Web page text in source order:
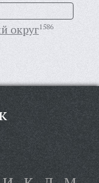
округ1586